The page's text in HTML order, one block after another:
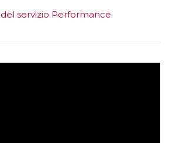
servizio Performance